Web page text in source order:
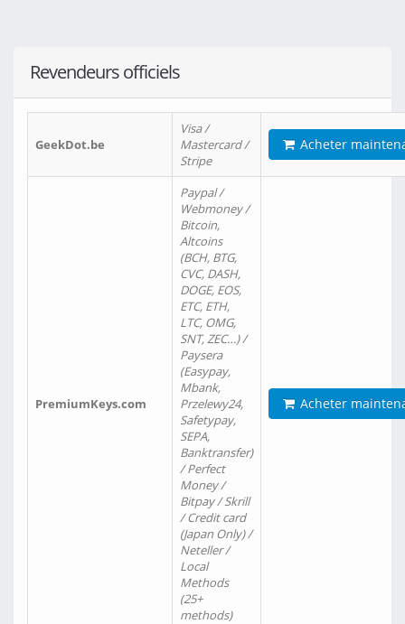
Revendeurs officiels
GeekDot.be
Visa /
Mastercard /
Stripe
Acheter
PremiumKeys.com
Paypal /
Webmoney /
Bitcoin,
Altcoins
(BCH, BTG,
CVC, DASH,
DOGE, EOS,
ETC, ETH,
LTC, OMG,
SNT, ZEC…) /
Paysera
(Easypay,
Mbank,
Przelewy24,
Safetypay,
SEPA,
Banktransfer)
/ Perfect
Money /
Bitpay / Skrill
/ Credit card
(Japan Only) /
Neteller /
Local
Methods
(25+
methods)
Acheter